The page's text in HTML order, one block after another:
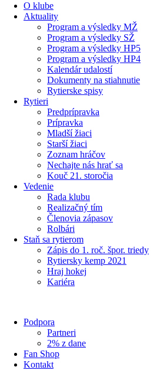
O klube
Aktuality
Program a výsledky MŽ
Program a výsledky SŽ
Program a výsledky HP5
Program a výsledky HP4
Kalendár udalostí
Dokumenty na stiahnutie
Rytierske spisy
Rytieri
Predprípravka
Prípravka
Mladší žiaci
Starší žiaci
Zoznam hráčov
Nechajte nás hrať sa
Kouč 21. storočia
Vedenie
Rada klubu
Realizačný tím
Členovia zápasov
Rolbári
Staň sa rytierom
Zápis do 1. roč. špor. triedy
Rytiersky kemp 2021
Hraj hokej
Kariéra
Podpora
Partneri
2% z dane
Fan Shop
Kontakt